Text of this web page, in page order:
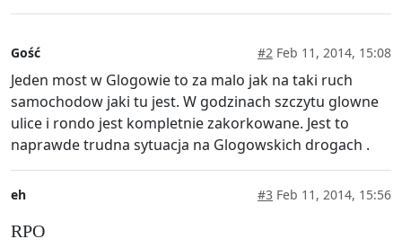
Gość #2 Feb 11, 2014, 15:08
Jeden most w Glogowie to za malo jak na taki ruch
samochodow jaki tu jest. W godzinach szczytu glowne
ulice i rondo jest kompletnie zakorkowane. Jest to
naprawde trudna sytuacja na Glogowskich drogach .
eh #3 Feb 11, 2014, 15:56
RPO